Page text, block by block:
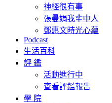
神經很有事
張曼娟我輩中人
鄧惠文時光心蘊
Podcast
生活百科
評 鑑
活動進行中
查看評鑑報告
學 院